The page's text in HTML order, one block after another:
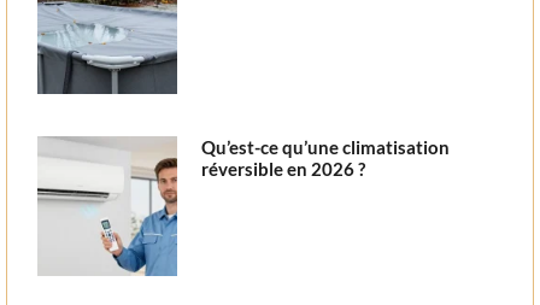
Qu’est-ce qu’une climatisation
réversible en 2026 ?